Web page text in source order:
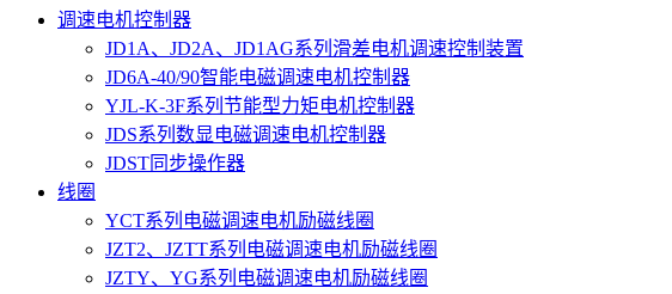
调速电机控制器
JD1A、JD2A、JD1AG系列滑差电机调速控制装置
JD6A-40/90智能电磁调速电机控制器
YJL-K-3F系列节能型力矩电机控制器
JDS系列数显电磁调速电机控制器
JDST同步操作器
线圈
YCT系列电磁调速电机励磁线圈
JZT2、JZTT系列电磁调速电机励磁线圈
JZTY、YG系列电磁调速电机励磁线圈